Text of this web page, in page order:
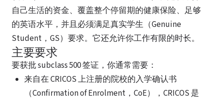
自己生活的资金、覆盖整个停留期的健康保险、足够
的英语水平，并且必须满足真实学生（Genuine
Student，GS）要求。它还允许你工作有限的时长。
主要要求
要获批 subclass 500 签证，你通常需要：
来自在 CRICOS 上注册的院校的入学确认书
（Confirmation of Enrolment，CoE），CRICOS 是